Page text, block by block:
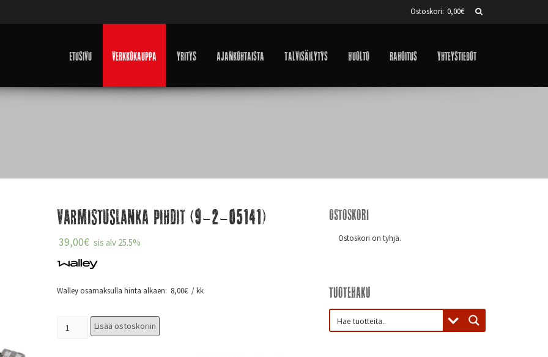
Ostoskori: 0,00€
Etusivu Verkkokauppa Yritys Ajankohtaista Talvisäilytys Huolto Rahoitus Yhteystiedot
Varmistuslanka pihdit (9-2-05141)
39,00€ sis alv 25.5%
Walley osamaksulla hinta alkaen: 8,00€ / kk
Lisää ostoskoriin
Ostoskori
Ostoskori on tyhjä.
Tuotehaku